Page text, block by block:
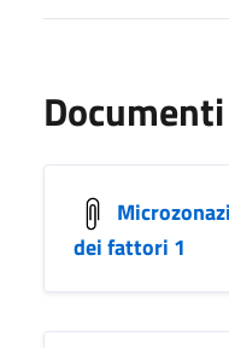
Documenti
dei fattori 1